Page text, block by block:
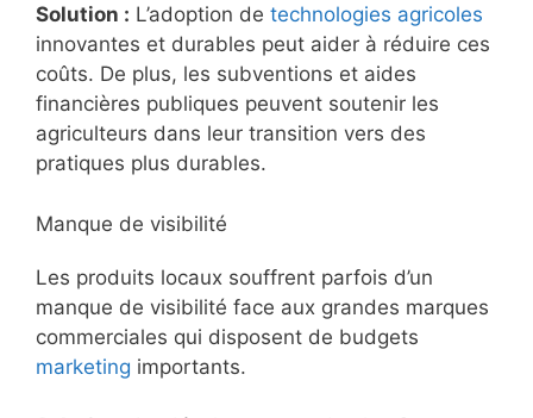
Solution : L’adoption de technologies agricoles
innovantes et durables peut aider à réduire ces
coûts. De plus, les subventions et aides
financières publiques peuvent soutenir les
agriculteurs dans leur transition vers des
pratiques plus durables.
Manque de visibilité
Les produits locaux souffrent parfois d’un
manque de visibilité face aux grandes marques
commerciales qui disposent de budgets
marketing importants.